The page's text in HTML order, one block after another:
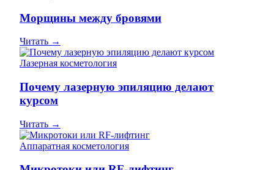
Морщины между бровями
Читать →
Лазерная косметология
Почему лазерную эпиляцию делают
курсом
Читать →
Аппаратная косметология